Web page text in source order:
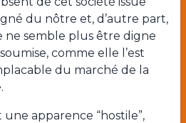
du nôtre et, d’autre part,
ne semble plus être digne
comme elle l’est
du marché de la
apparence “hostile”,